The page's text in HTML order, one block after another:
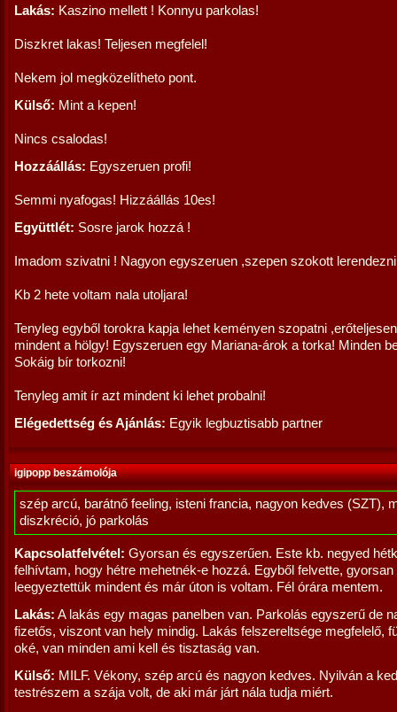
Lakás: Kaszino mellett ! Konnyu parkolas!
Diszkret lakas! Teljesen megfelel!
Nekem jol megközelítheto pont.
Külső: Mint a kepen!
Nincs csalodas!
Hozzáállás: Egyszeruen profi!
Semmi nyafogas! Hizzáállás 10es!
Együttlét: Sosre jarok hozzá !
Imadom szivatni ! Nagyon egyszeruen ,szepen szokott
Kb 2 hete voltam nala utoljara!
Tenyleg egyből torokra kapja lehet keményen szopatni
mindent a hölgy! Egyszeruen egy Mariana-árok a torka! Minden
Sokáig bír torkozni!
Tenyleg amit ír azt mindent ki lehet probalni!
Elégedettség és Ajánlás: Egyik legbuztisabb partner
igipopp beszámolója
szép arcú, barátnő feeling, isteni francia, nagyon kedves (SZT),
diszkréció, jó parkolás
Kapcsolatfelvétel: Gyorsan és egyszerűen. Este kb. negyed
felhívtam, hogy hétre mehetnék-e hozzá. Egyből felvette, gyorsan
leegyeztettük mindent és már úton is voltam. Fél órára mentem.
Lakás: A lakás egy magas panelben van. Parkolás egyszerű de
fizetős, viszont van hely mindig. Lakás felszereltsége megfelelő,
oké, van minden ami kell és tisztaság van.
Külső: MILF. Vékony, szép arcú és nagyon kedves. Nyilván a
testrészem a szája volt, de aki már járt nála tudja miért.